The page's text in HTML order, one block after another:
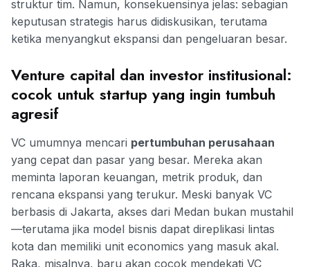
struktur tim. Namun, konsekuensinya jelas: sebagian
keputusan strategis harus didiskusikan, terutama
ketika menyangkut ekspansi dan pengeluaran besar.
Venture capital dan investor institusional:
cocok untuk startup yang ingin tumbuh
agresif
VC umumnya mencari pertumbuhan perusahaan
yang cepat dan pasar yang besar. Mereka akan
meminta laporan keuangan, metrik produk, dan
rencana ekspansi yang terukur. Meski banyak VC
berbasis di Jakarta, akses dari Medan bukan mustahil
—terutama jika model bisnis dapat direplikasi lintas
kota dan memiliki unit economics yang masuk akal.
Raka, misalnya, baru akan cocok mendekati VC